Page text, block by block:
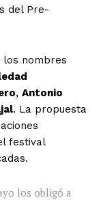
del Pre-
los nombres
, Antonio
. La propuesta
festival
los obligó a